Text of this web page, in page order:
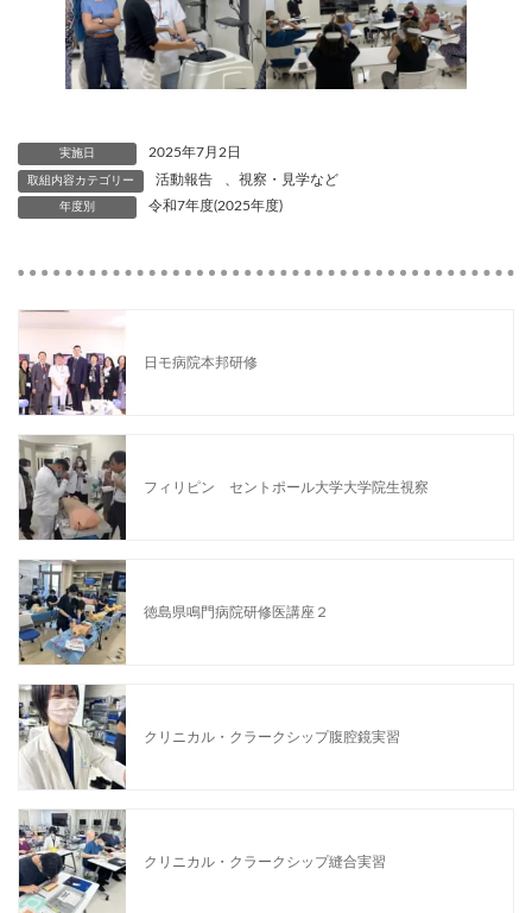
実施日 2025年7月2日
取組内容カテゴリー 活動報告 視察・見学など
年度別 令和7年度(2025年度)
日モ病院本邦研修
フィリピン セントポール大学大学院生視察
徳島県鳴門病院研修医講座２
クリニカル・クラークシップ腹腔鏡実習
クリニカル・クラークシップ縫合実習